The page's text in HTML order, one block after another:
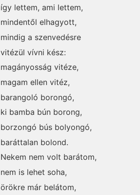
így lettem, ami lettem,
mindentől elhagyott,
mindig a szenvedésre
vitézül vívni kész:
magányosság vitéze,
magam ellen vitéz,
barangoló borongó,
ki bamba bún borong,
borzongó bús bolyongó,
baráttalan bolond.
Nekem nem volt barátom,
nem is lehet soha,
örökre már belátom,